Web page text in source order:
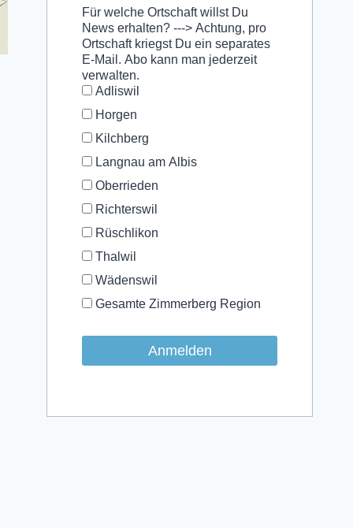
Für welche Ortschaft willst Du
News erhalten? ---> Achtung, pro
Ortschaft kriegst Du ein separates
E-Mail. Abo kann man jederzeit
verwalten.
Adliswil
Horgen
Kilchberg
Langnau am Albis
Oberrieden
Richterswil
Rüschlikon
Thalwil
Wädenswil
Gesamte Zimmerberg Region